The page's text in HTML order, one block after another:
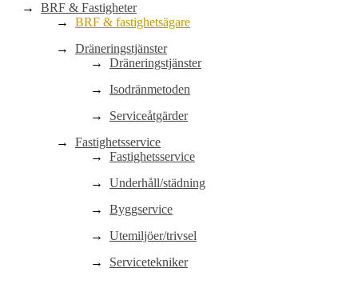
BRF & Fastigheter
BRF & fastighetsägare
Dräneringstjänster
Dräneringstjänster
Isodränmetoden
Serviceåtgärder
Fastighetsservice
Fastighetsservice
Underhåll/städning
Byggservice
Utemiljöer/trivsel
Servicetekniker